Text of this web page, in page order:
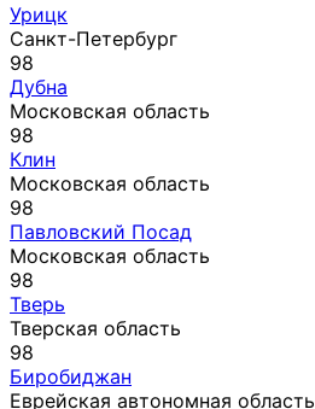
Урицк
Санкт-Петербург
98
Дубна
Московская область
98
Клин
Московская область
98
Павловский Посад
Московская область
98
Тверь
Тверская область
98
Биробиджан
Еврейская автономная область